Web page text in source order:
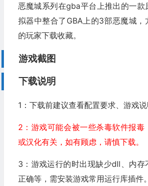
恶魔城系列在gba平台上推出的一款
拟器中整合了GBA上的3部恶魔城，
的玩家下载收藏。
游戏截图
下载说明
1：下载前建议查看配置要求、游戏说
2：游戏可能会被一些杀毒软件报毒
或汉化有关，如有顾虑，请慎下载。
3：游戏运行的时出现缺少dll、内存
正确等，需安装游戏常用运行库插件。